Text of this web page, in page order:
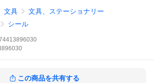
文具
文具、ステーショナリー
シール
この商品を共有する